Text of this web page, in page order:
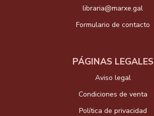
libraria@marxe.gal
Formulario de contacto
PÁGINAS LEGALES
Aviso legal
Condiciones de venta
Política de privacidad